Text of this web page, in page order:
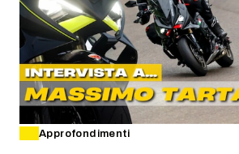
Approfondimenti